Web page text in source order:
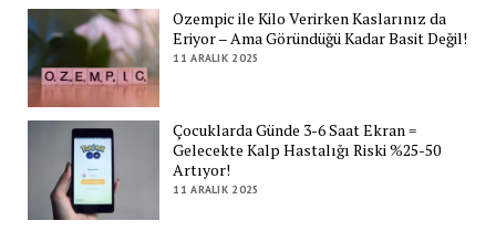
Ozempic ile Kilo Verirken Kaslarınız da
Eriyor – Ama Göründüğü Kadar Basit Değil!
11 ARALIK 2025
Çocuklarda Günde 3-6 Saat Ekran =
Gelecekte Kalp Hastalığı Riski %25-50
Artıyor!
11 ARALIK 2025